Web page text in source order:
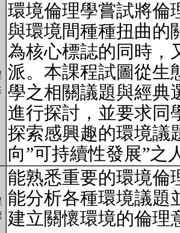
環境倫理學嘗試將倫
與環境間種種扭曲的
為核心標誌的同時，
派。本課程試圖從生
學之相關議題與經典
進行探討，並要求同
探索感興趣的環境議
向”可持續性發展”
能熟悉重要的環境倫
能分析各種環境議題
建立關懷環境的倫理